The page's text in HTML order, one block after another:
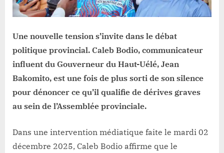
des
millions
francs
congolais
lors
de
Une nouvelle tension s’invite dans le débat
politique provincial. Caleb Bodio, communicateur
influent du Gouverneur du Haut-Uélé, Jean
Bakomito, est une fois de plus sorti de son silence
pour dénoncer ce qu’il qualifie de dérives graves
au sein de l’Assemblée provinciale.
Dans une intervention médiatique faite le mardi 02
décembre 2025, Caleb Bodio affirme que le